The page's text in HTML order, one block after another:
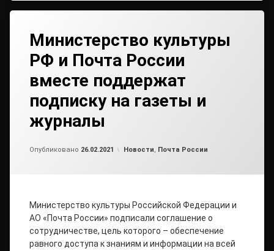
Министерство культуры
РФ и Почта России
вместе поддержат
подписку на газеты и
журналы
Опубликовано 26.02.2021 Рубрики:
Новости, Почта России
Министерство культуры Российской Федерации и
АО «Почта России» подписали соглашение о
сотрудничестве, цель которого – обеспечение
равного доступа к знаниям и информации на всей